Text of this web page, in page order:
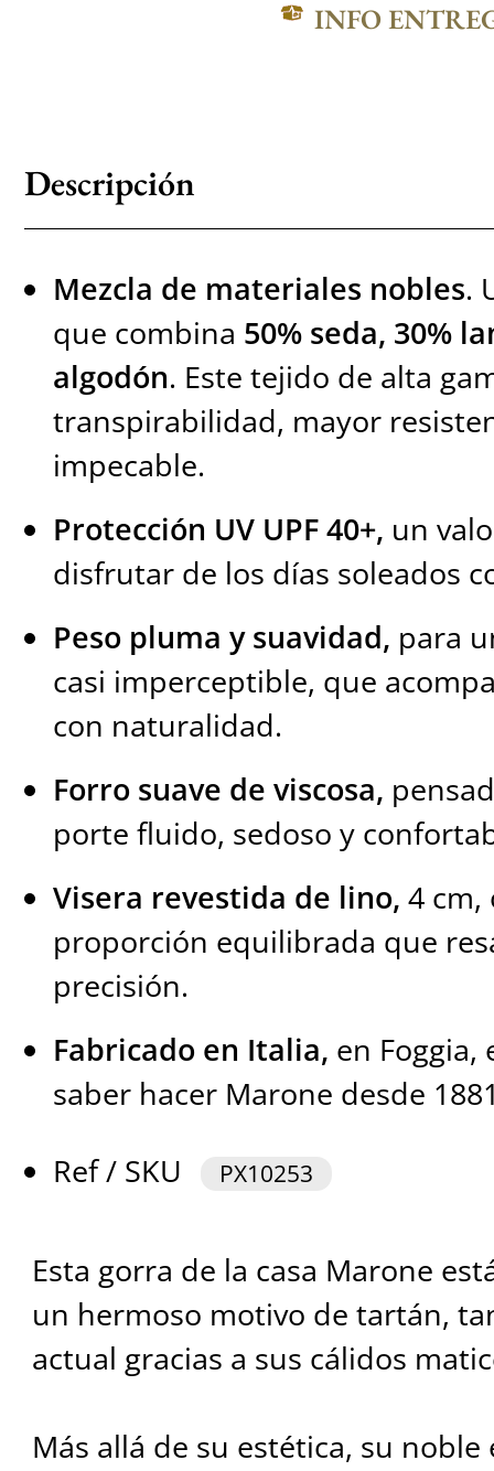
INFO
Descripción
Mezcla de materiales nobles.
que combina 50% seda, 30%
algodón. Este tejido de alta
transpirabilidad, mayor
impecable.
Protección UV UPF 40+, un
disfrutar de los días soleados
Peso pluma y suavidad, para
casi imperceptible, que
con naturalidad.
Forro suave de viscosa,
porte fluido, sedoso y
Visera revestida de lino, 4 cm,
proporción equilibrada que
precisión.
Fabricado en Italia, en Foggia,
saber hacer Marone desde
Ref / SKU
PX10253
Esta gorra de la casa Marone
un hermoso motivo de tartán,
actual gracias a sus cálidos
Más allá de su estética, su